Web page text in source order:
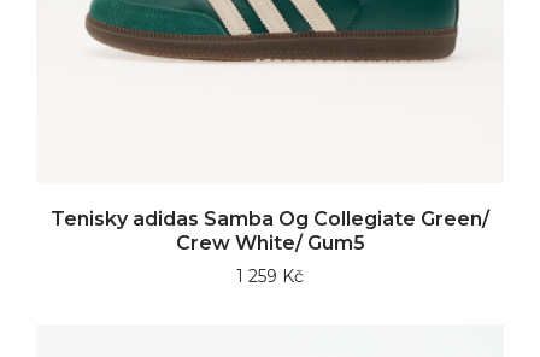
Tenisky adidas Samba Og Collegiate Green/
Crew White/ Gum5
1 259 Kč